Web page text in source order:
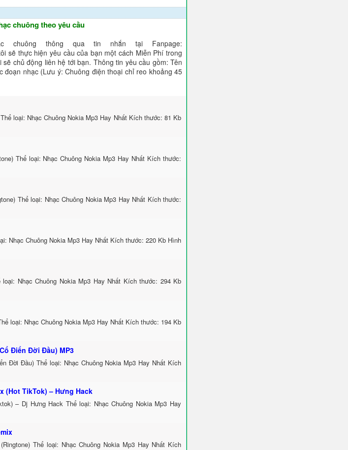
chuông theo yêu cầu
thông qua tin nhắn tại Fanpage:
sẽ thực hiện yêu cầu của bạn một cách Miễn Phí trong
chủ động liên hệ tới bạn. Thông tin yêu cầu gồm: Tên
nhạc (Lưu ý: Chuông điện thoại chỉ reo khoảng 45
loại: Nhạc Chuông Nokia Mp3 Hay Nhất Kích thước: 81 Kb
Thể loại: Nhạc Chuông Nokia Mp3 Hay Nhất Kích thước:
Thể loại: Nhạc Chuông Nokia Mp3 Hay Nhất Kích thước:
Nhạc Chuông Nokia Mp3 Hay Nhất Kích thước: 220 Kb Hình
loại: Nhạc Chuông Nokia Mp3 Hay Nhất Kích thước: 294 Kb
loại: Nhạc Chuông Nokia Mp3 Hay Nhất Kích thước: 194 Kb
Điển Đời Đầu) MP3
Đời Đầu) Thể loại: Nhạc Chuông Nokia Mp3 Hay Nhất Kích
(Hot TikTok) – Hưng Hack
– Dj Hưng Hack Thể loại: Nhạc Chuông Nokia Mp3 Hay
Thể loại: Nhạc Chuông Nokia Mp3 Hay Nhất Kích